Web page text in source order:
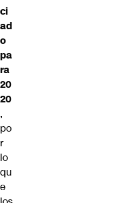
ci
ad
o
pa
ra
20
20
,
po
r
lo
qu
e